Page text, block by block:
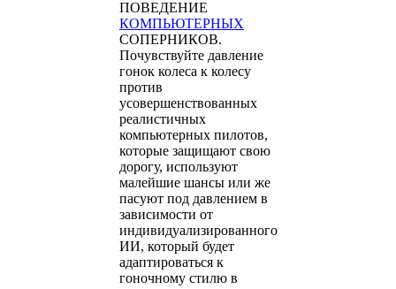
ПОВЕДЕНИЕ
КОМПЬЮТЕРНЫХ
СОПЕРНИКОВ.
Почувствуйте давление
гонок колеса к колесу
против
усовершенствованных
реалистичных
компьютерных пилотов,
которые защищают свою
дорогу, используют
малейшие шансы или же
пасуют под давлением в
зависимости от
индивидуализированного
ИИ, который будет
адаптироваться к
гоночному стилю в